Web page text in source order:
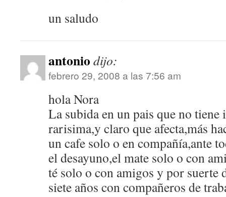
un saludo
antonio dijo:
febrero 29, 2008 a las 7:56 am
hola Nora
La subida en un pais que no tiene
rarisima,y claro que afecta,más
un cafe solo o en compañía,ante
el desayuno,el mate solo o con
té solo o con amigos y por suerte
siete años con compañeros de